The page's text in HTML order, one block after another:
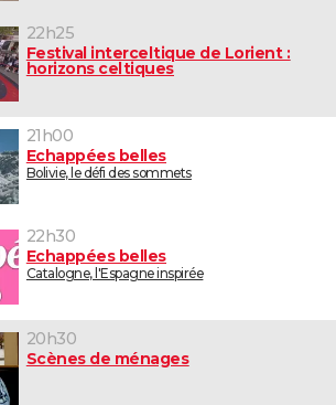
22h25
Festival interceltique de Lorient :
horizons celtiques
21h00
Echappées belles
Bolivie, le défi des sommets
22h30
Echappées belles
Catalogne, l'Espagne inspirée
20h30
Scènes de ménages